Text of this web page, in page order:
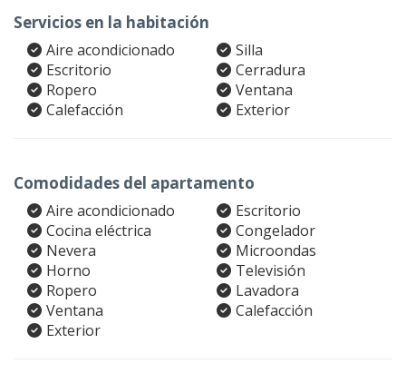
Servicios en la habitación
Aire acondicionado
Silla
Escritorio
Cerradura
Ropero
Ventana
Calefacción
Exterior
Comodidades del apartamento
Aire acondicionado
Escritorio
Cocina eléctrica
Congelador
Nevera
Microondas
Horno
Televisión
Ropero
Lavadora
Ventana
Calefacción
Exterior